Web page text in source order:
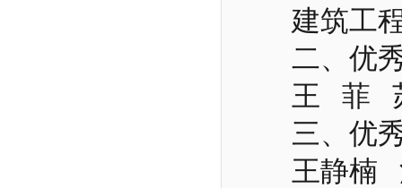
建筑工
二、优
王
菲
三、 优
王静楠